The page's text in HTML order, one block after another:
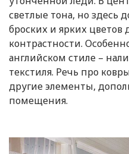
светлые тона, но здесь
броских и ярких
контрастности.
английском стиле –
текстиля. Речь про
другие элементы,
помещения.